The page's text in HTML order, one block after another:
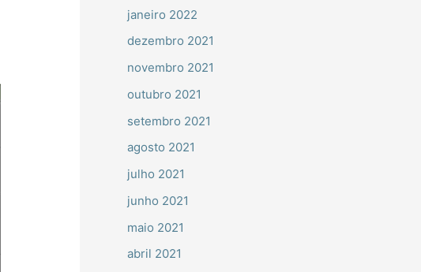
janeiro 2022
dezembro 2021
novembro 2021
outubro 2021
setembro 2021
agosto 2021
julho 2021
junho 2021
maio 2021
abril 2021